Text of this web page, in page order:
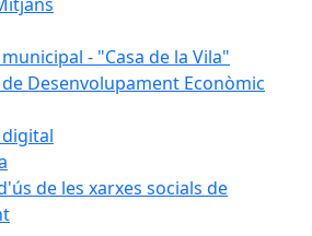
- "Casa de la Vila"
Desenvolupament Econòmic
de les xarxes socials de